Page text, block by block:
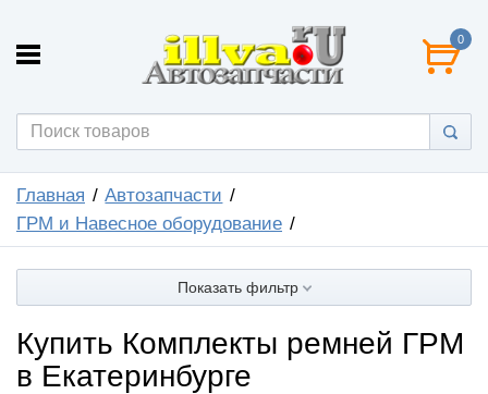
0
Главная
Автозапчасти
ГРМ и Навесное оборудование
Показать фильтр
Купить Комплекты ремней ГРМ
в Екатеринбурге